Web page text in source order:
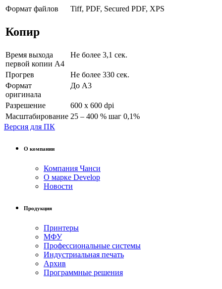
Формат файлов Tiff, PDF, Secured PDF, XPS
Копир
Время выхода
первой копии А4
Не более 3,1 сек.
Прогрев
Не более 330 сек.
Формат
оригинала
До A3
Разрешение
600 x 600 dpi
Масштабирование 25 – 400 % шаг 0,1%
Версия для ПК
О компании
Компания Чанси
О марке Develop
Новости
Продукция
Принтеры
МФУ
Профессиональные системы
Индустриальная печать
Архив
Программные решения